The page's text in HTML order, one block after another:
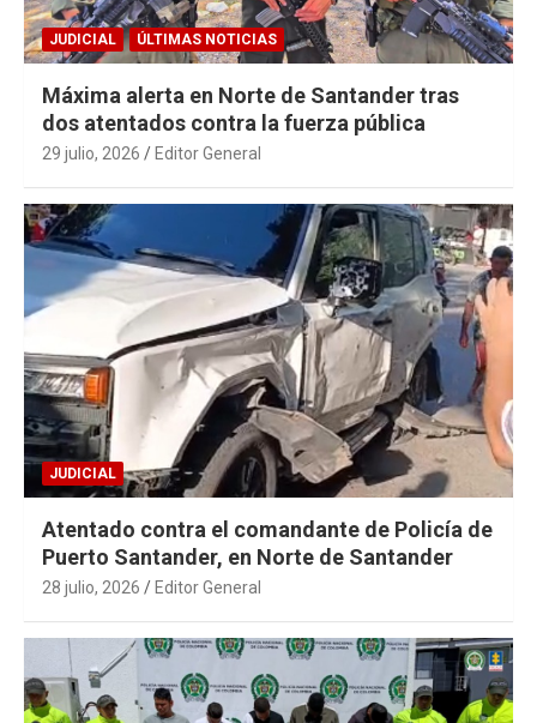
JUDICIAL ÚLTIMAS NOTICIAS
Máxima alerta en Norte de Santander tras
dos atentados contra la fuerza pública
29 julio, 2026 Editor General
JUDICIAL
Atentado contra el comandante de Policía de
Puerto Santander, en Norte de Santander
28 julio, 2026 Editor General